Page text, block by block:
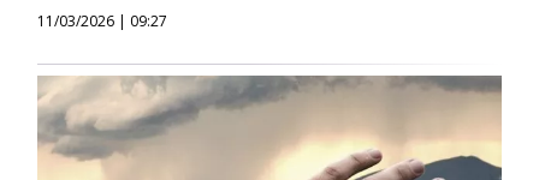
11/03/2026 | 09:27